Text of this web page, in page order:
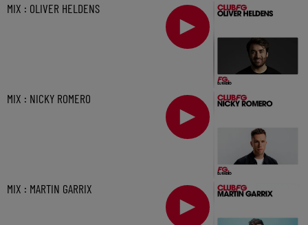
MIX : OLIVER HELDENS
MIX : NICKY ROMERO
MIX : MARTIN GARRIX